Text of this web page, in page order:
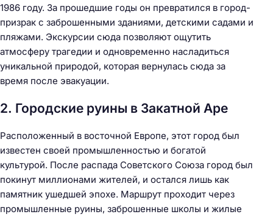
1986 году. За прошедшие годы он превратился в город-
призрак с заброшенными зданиями, детскими садами и
пляжами. Экскурсии сюда позволяют ощутить
атмосферу трагедии и одновременно насладиться
уникальной природой, которая вернулась сюда за
время после эвакуации.
2. Городские руины в Закатной Аре
Расположенный в восточной Европе, этот город был
известен своей промышленностью и богатой
культурой. После распада Советского Союза город был
покинут миллионами жителей, и остался лишь как
памятник ушедшей эпохе. Маршрут проходит через
промышленные руины, заброшенные школы и жилые